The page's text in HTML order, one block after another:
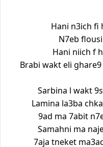
Hani n3ich
N7eb
Hani niich f
Brabi wakt eli
Sarbina l wakt
Lamina la3ba
9ad ma 7abit
Samahni ma
7aja tneket